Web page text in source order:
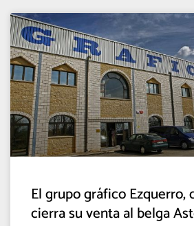
El grupo gráfico Ezquerro,
cierra su venta al belga